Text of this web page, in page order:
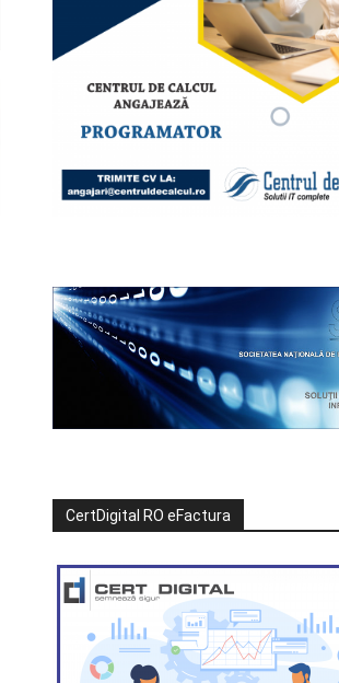
CertDigital RO eFactura